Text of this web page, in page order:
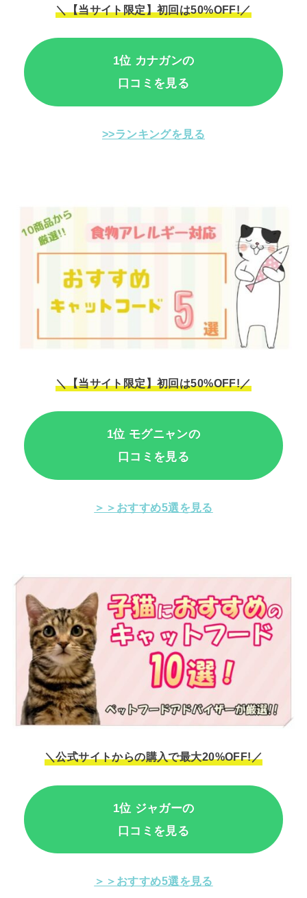
＼【当サイト限定】初回は50%OFF!／
1位 カナガンの
口コミを見る
>>ランキングを見る
＼【当サイト限定】初回は50%OFF!／
1位 モグニャンの
口コミを見る
＞＞おすすめ5選を見る
＼公式サイトからの購入で最大20%OFF!／
1位 ジャガーの
口コミを見る
＞＞おすすめ5選を見る